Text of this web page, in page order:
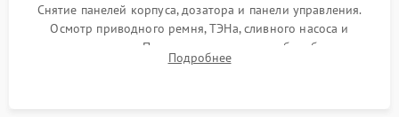
Снятие панелей корпуса, дозатора и панели управления.
Осмотр приводного ремня, ТЭНа, сливного насоса и
амортизаторов. Проверка подшипников барабана и
крестовины на износ, а манжеты люка на разрывы.
Подробнее